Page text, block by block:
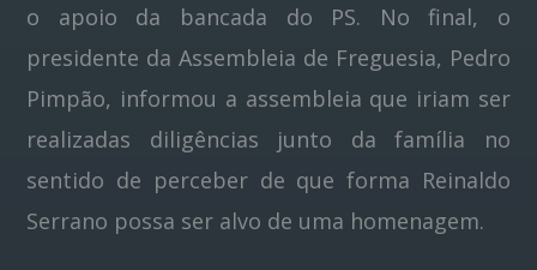
o apoio da bancada do PS. No final, o
presidente da Assembleia de Freguesia, Pedro
Pimpão, informou a assembleia que iriam ser
realizadas diligências junto da família no
sentido de perceber de que forma Reinaldo
Serrano possa ser alvo de uma homenagem.